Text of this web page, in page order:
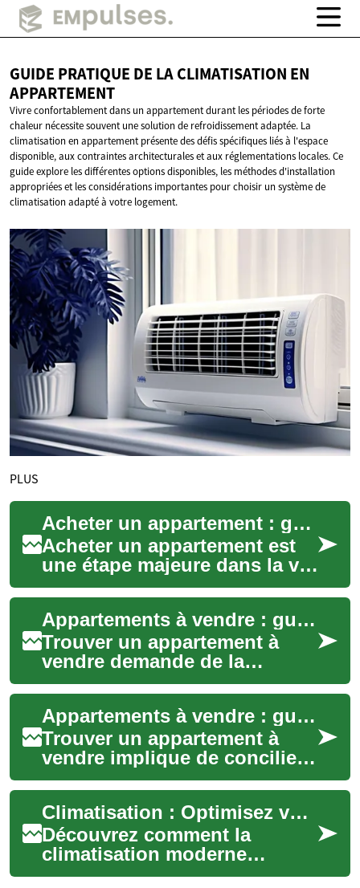
GUIDE PRATIQUE DE LA CLIMATISATION EN
APPARTEMENT
Vivre confortablement dans un appartement durant les périodes de forte
chaleur nécessite souvent une solution de refroidissement adaptée. La
climatisation en appartement présente des défis spécifiques liés à l'espace
disponible, aux contraintes architecturales et aux réglementations locales. Ce
guide explore les différentes options disponibles, les méthodes d'installation
appropriées et les considérations importantes pour choisir un système de
climatisation adapté à votre logement.
PLUS
Acheter un appartement : guide pratique pour acheteurs et familles
Acheter un appartement est
une étape majeure dans la vie
d’un foyer, qu’il s’agisse d’un
premier achat ou d’une
reloc...
Appartements à vendre : guide pratique pour familles et acheteurs
Trouver un appartement à
vendre demande de la
méthode : analyser le
quartier, vérifier l’état du bien
et comprendre l...
Appartements à vendre : guide pratique pour acheter un bien
Trouver un appartement à
vendre implique de concilier
besoins personnels,
contraintes financières et
caractéristiques...
Climatisation : Optimisez votre confort intérieur
Découvrez comment la
climatisation moderne
transforme votre espace de